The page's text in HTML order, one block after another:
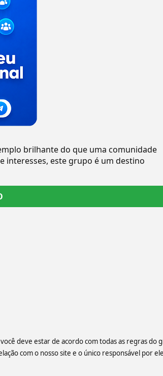
brilhante do que uma comunidade
interesses, este grupo é um destino
deve estar de acordo com todas as regras do
com o nosso site e o único responsável por